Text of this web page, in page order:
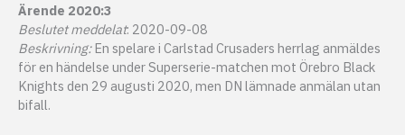
Ärende 2020:3
Beslutet meddelat: 2020-09-08
Beskrivning:En spelare i Carlstad Crusaders herrlag anmäldes
för en händelse under Superserie-matchen mot Örebro Black
Knights den 29 augusti 2020, men DN lämnade anmälan utan
bifall.